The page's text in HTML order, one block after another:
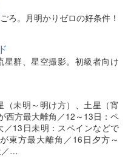
ろ。月明かりゼロの好条件！
星群、星空撮影。初級者向け
（未明～明け方）、土星（宵
西方最大離角／12～13日：ペ
／13日未明：スペインなどで
東方最大離角／16日夕方～
／…